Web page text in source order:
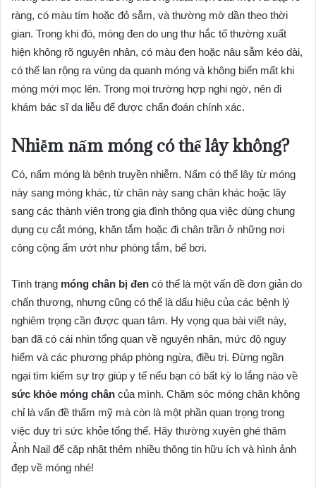
ràng, có màu tím hoặc đỏ sẫm, và thường mờ dần theo thời
gian. Trong khi đó, móng đen do ung thư hắc tố thường xuất
hiện không rõ nguyên nhân, có màu đen hoặc nâu sẫm kéo dài,
có thể lan rộng ra vùng da quanh móng và không biến mất khi
móng mới mọc lên. Trong mọi trường hợp nghi ngờ, nên đi
khám bác sĩ da liễu để được chẩn đoán chính xác.
Nhiễm nấm móng có thể lây không?
Có, nấm móng là bệnh truyền nhiễm. Nấm có thể lây từ móng
này sang móng khác, từ chân này sang chân khác hoặc lây
sang các thành viên trong gia đình thông qua việc dùng chung
dụng cụ cắt móng, khăn tắm hoặc đi chân trần ở những nơi
công cộng ẩm ướt như phòng tắm, bể bơi.
Tình trạng móng chân bị đen có thể là một vấn đề đơn giản do
chấn thương, nhưng cũng có thể là dấu hiệu của các bệnh lý
nghiêm trọng cần được quan tâm. Hy vọng qua bài viết này,
bạn đã có cái nhìn tổng quan về nguyên nhân, mức độ nguy
hiểm và các phương pháp phòng ngừa, điều trị. Đừng ngần
ngại tìm kiếm sự trợ giúp y tế nếu bạn có bất kỳ lo lắng nào về
sức khỏe móng chân của mình. Chăm sóc móng chân không
chỉ là vấn đề thẩm mỹ mà còn là một phần quan trọng trong
việc duy trì sức khỏe tổng thể. Hãy thường xuyên ghé thăm
Ảnh Nail để cập nhật thêm nhiều thông tin hữu ích và hình ảnh
đẹp về móng nhé!